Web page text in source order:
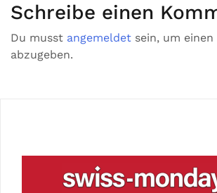
Schreibe einen
Du musst angemeldet sein, um
abzugeben.